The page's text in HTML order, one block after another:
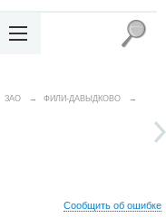
ЗАО → ФИЛИ-ДАВЫДКОВО
→
Сообщить об ошибке